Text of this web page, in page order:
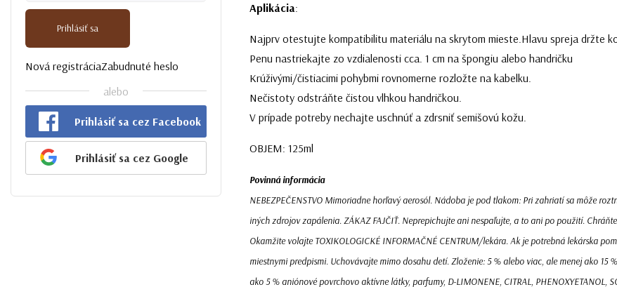
Prihlásiť sa
Nová registráciaZabudnuté heslo
alebo
Prihlásiť sa cez Facebook
Prihlásiť sa cez Google
Aplikácia:
Najprv otestujte kompatibilitu materiálu na skrytom mieste.Hlavu spreja držte
Penu nastriekajte zo vzdialenosti cca. 1 cm na špongiu alebo handričku
Krúživými/čistiacimi pohybmi rovnomerne rozložte na kabelku.
Nečistoty odstráňte čistou vlhkou handričkou.
V prípade potreby nechajte uschnúť a zdrsniť semišovú kožu.
OBJEM: 125ml
Povinná informácia
NEBEZPEČENSTVO Mimoriadne horľavý aerosól. Nádoba je pod tlakom: Pri zahriatí sa môže
iných zdrojov zapálenia. ZÁKAZ FAJČIŤ. Neprepichujte ani nespaľujte, a to ani po použití.
Okamžite volajte TOXIKOLOGICKÉ INFORMAČNÉ CENTRUM/lekára. Ak je potrebná lekárska
miestnymi predpismi. Uchovávajte mimo dosahu detí. Zloženie: 5 % alebo viac, ale menej ako
ako 5 % aniónové povrchovo aktívne látky, parfumy, D-LIMONENE, CITRAL, PHENOXYETANOL,